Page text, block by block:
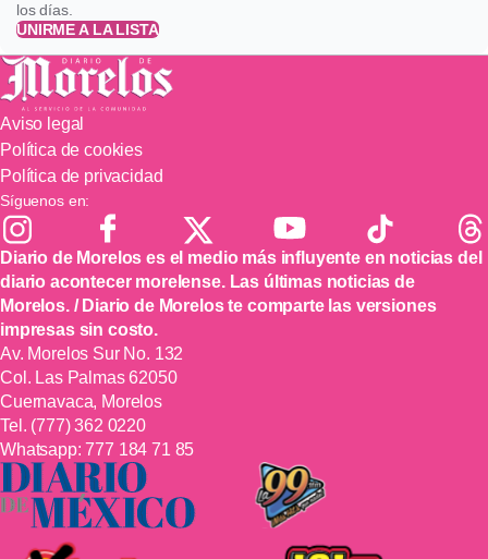
los días.
UNIRME A LA LISTA
Aviso legal
Política de cookies
Política de privacidad
Síguenos en:
Diario de Morelos es el medio más influyente en noticias del
diario acontecer morelense. Las últimas noticias de
Morelos. / Diario de Morelos te comparte las versiones
impresas sin costo.
Av. Morelos Sur No. 132
Col. Las Palmas 62050
Cuernavaca, Morelos
Tel. (777) 362 0220
Whatsapp:777 184 71 85